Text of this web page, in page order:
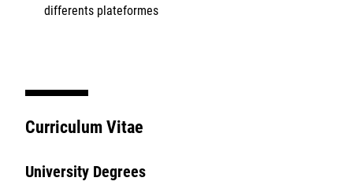
differents plateformes
Curriculum Vitae
University Degrees